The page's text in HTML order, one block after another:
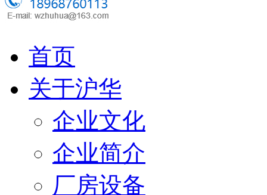
首页
关于沪华
企业文化
企业简介
厂房设备